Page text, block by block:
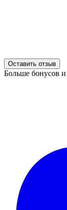
Оставить отзыв
Больше бонусов